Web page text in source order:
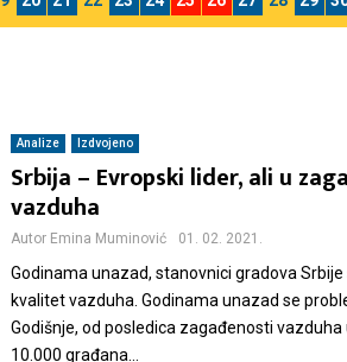
Analize Izdvojeno
Srbija – Evropski lider, ali u
vazduha
Autor Emina Muminović 01. 02. 2021.
Godinama unazad, stanovnici gradova Srbije
kvalitet vazduha. Godinama unazad se
Godišnje, od posledica zagađenosti vazduha
10.000 građana...